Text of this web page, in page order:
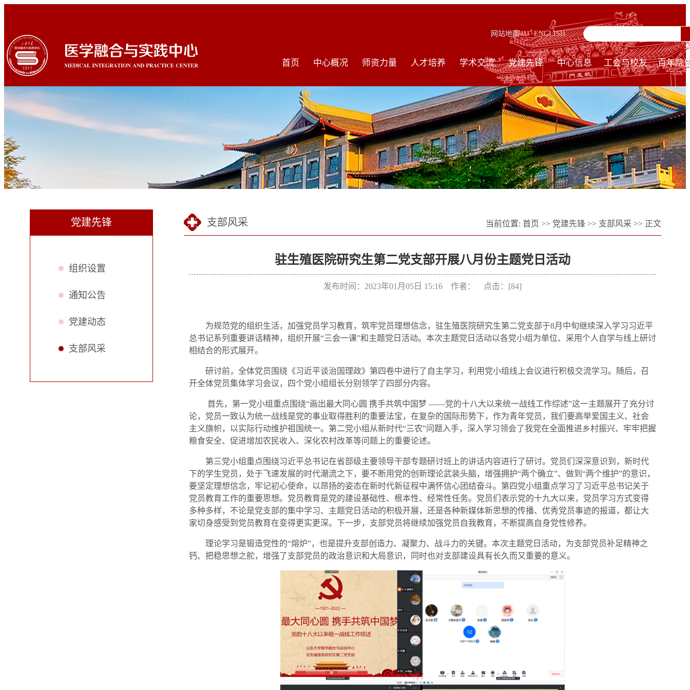
网站地图 ENGLISH
首页 中心概况 师资力量 人才培养 学术交流 党建先锋 中心信息 工会与校友 百年院
党建先锋
组织设置
通知公告
党建动态
支部风采
支部风采 当前位置: 首页 >> 党建先锋 >> 支部风采 >> 正文
驻生殖医院研究生第二党支部开展八月份主题党日活动
发布时间：2023年01月05日 15:16 作者： 点击：[84]
为规范党的组织生活，加强党员学习教育，筑牢党员理想信念，驻生殖医院研究生第二党支部于8月中旬继续深入学习习近平
总书记系列重要讲话精神，组织开展“三会一课”和主题党日活动。本次主题党日活动以各党小组为单位、采用个人自学与线上研讨
相结合的形式展开。
研讨前，全体党员围绕《习近平谈治国理政》第四卷中进行了自主学习，利用党小组 线上会议进行积极交流学习。随后，召
开全体党员集体学习会议，四个党小组组长分别领学了四部分内容。
首先，第一党小组重点围绕“画出最大同心圆 携手共筑中国梦 ——党的十八大以来统一战线工作综述”这一主题展开了充分讨
论，党员一致认为统一战线是党的事业取得胜利的重要法宝，在复杂的国际形势下，作为青年党员，我们要高举爱国主义、社会
主义旗帜，以实际行动维护祖国统一。第二党小组从新时代“三农”问题入手，深入学习领会了我党在全面推进乡村振兴、牢牢把握
粮食安全、促进增加农民收入、深化农村改革等问题上的重要论述。
第三党小组重点围绕习近平总书记在省部级主要领导干部专题研讨班上的讲话内容进行了研讨。党员们深深意识到，新时代
下的学生党员，处于飞速发展的时代潮流之下，要不断用党的创新理论武装头脑，增强拥护“两个确立”、做到“两个维护”的意识，
要坚定理想信念，牢记初心使命，以昂扬的姿态在新时代新征程中满怀信心团结奋斗。第四党小组重点学习了习近平总书记关于
党员教育工作的重要思想。党员教育是党的建设基础性、根本性、经常性任务。党员们表示党的十九大以来，党员学习方式变得
多种多样，不论是党支部的集中学习、主题党日活动的积极开展，还是各种新媒体新思想的传播、优秀党员事迹的报道，都让大
家切身感受到党员教育在变得更实更深。下一步，支部党员将继续加强党员自我教育，不断提高自身党性修养。
理论学习是锻造党性的“熔炉”，也是提升支部创造力、凝聚力、战斗力的关键。本次主题党日活动，为支部党员补足精神之
钙、把稳思想之舵，增强了支部党员的政治意识和大局意识，同时也对支部建设具有长久而又重要的意义。